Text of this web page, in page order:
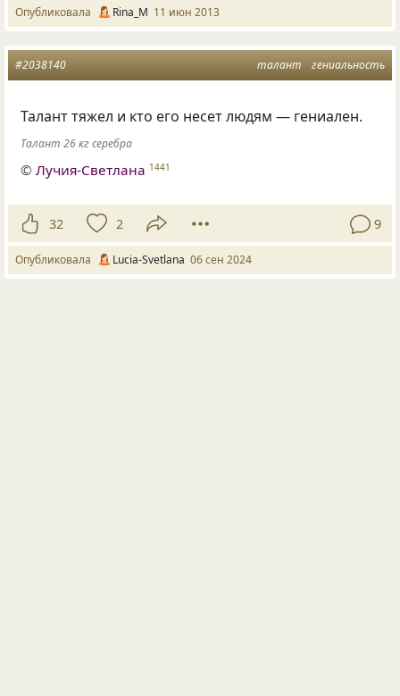
Опубликовала Rina_M 11 июн 2013
талант гениальность
#2038140
Талант тяжел и кто его несет людям — гениален.
Талант 26 кг серебра
©Лучия-Светлана 1441
32 2 9
Опубликовала Lucia-Svetlana 06 сен 2024